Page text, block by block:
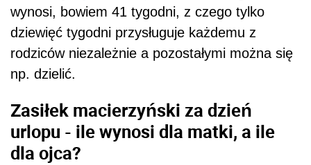
wynosi, bowiem 41 tygodni, z czego tylko
dziewięć tygodni przysługuje każdemu z
rodziców niezależnie a pozostałymi można się
np. dzielić.
Zasiłek macierzyński za dzień
urlopu - ile wynosi dla matki, a ile
dla ojca?